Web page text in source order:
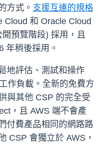
方式。 支援互連的規格
Cloud 和 Oracle Cloud
預覽階段) 採用，且
年稍後採用。
地評估、測試和操作
作負載。全新的免費方
與其他 CSP 的完全受
，且 AWS 端不會產
付費產品相同的網路路
CSP 會獨立於 AWS，